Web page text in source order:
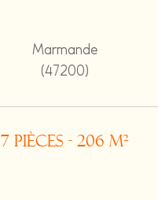
Marmande
(47200)
7 pièces - 206 m²